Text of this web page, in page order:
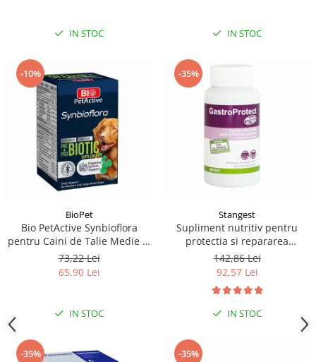
IN STOC IN STOC
-10%
BioPet
Bio PetActive Synbioflora
pentru Caini de Talie Medie si
Mare 60 tablete
73,22 Lei
65,90 Lei
IN STOC
-35%
Stangest
Supliment nutritiv pentru
protectia si repararea
mucoasei gastrice la caini si
pisici, GASTROPROTECT
142,86 Lei
92,57 Lei
IN STOC
-35% -35%